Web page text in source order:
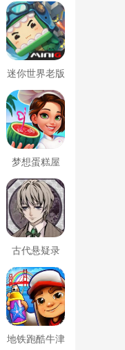
迷你世界老版
本下载
梦想蛋糕屋
古代悬疑录
地铁跑酷牛津